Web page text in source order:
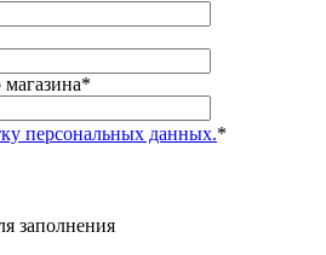
*
персональных данных.*
заполнения